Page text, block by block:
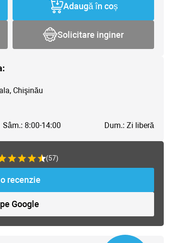
Adaugă în coș
Solicitare inginer
Chişinău
Sâm.: 8:00-14:00 Dum.: Zi liberă
(57)
recenzie
Google